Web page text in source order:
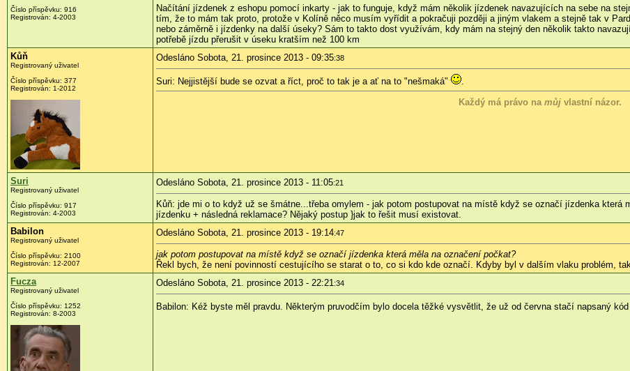
Číslo příspěvku: 916
Registrován: 4-2003
Načítání jízdenek z eshopu pomocí inkarty - jak to funguje, když mám několik jízdenek navazujících na sebe na
tím, že to mám tak proto, protože v Kolíně něco musím vyřídit a pokračuji později a jiným vlakem a stejně tak v
nebo záměrně i jízdenky na další úseky? Sám to takto dost využívám, kdy mám na stejný den několik takto
potřebě jízdu přerušit v úseku kratším než 100 km
Kůň
Registrovaný uživatel
Číslo příspěvku: 377
Registrován: 1-2012
Odesláno Sobota, 21. prosince 2013 - 09:35:38
Suri: Nejjistější bude se ozvat a říct, proč to tak je a ať na to "nešmaká"
Každý má právo na můjvlastní názor.
Suri
Registrovaný uživatel
Číslo příspěvku: 917
Registrován: 4-2003
Odesláno Sobota, 21. prosince 2013 - 11:05:21
Kůň: jde mi o to když už se šmátne...třeba omylem - jak potom postupovat na místě když se označí jízdenka
jízdenku + následná reklamace? Nějaký postup }jak to řešit musí existovat.
Babilon
Registrovaný uživatel
Číslo příspěvku: 2100
Registrován: 12-2007
Odesláno Sobota, 21. prosince 2013 - 19:14:47
jak potom postupovat na místě když se označí jízdenka která měla na označení počkat?
Řekl bych, že není povinností cestujícího se starat o to, co si kdo kde označí. Kdyby byl v dalším vlaku problém,
Fucza
Registrovaný uživatel
Číslo příspěvku: 1252
Registrován: 8-2003
Odesláno Sobota, 21. prosince 2013 - 22:21 :34
Babilon: Kéž byste měl pravdu. Některým pruvodčím bylo docela těžké vysvětlit, že už od června stačí napsaný kód